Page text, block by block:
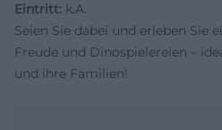
Eintritt: k.A.
Seien Sie dabei und erleben Sie
Freude und Dinospielereien –
und ihre Familien!